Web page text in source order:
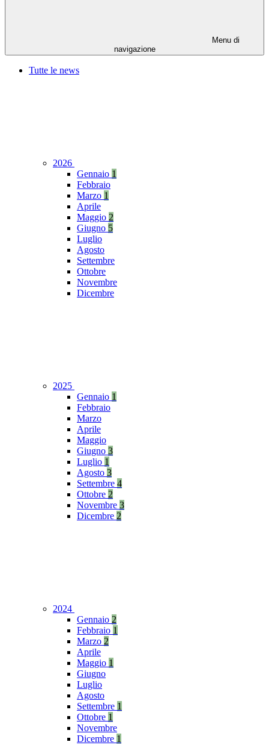
Menu di
navigazione
Tutte le news
2026
Gennaio 1
Febbraio
Marzo 1
Aprile
Maggio 2
Giugno 5
Luglio
Agosto
Settembre
Ottobre
Novembre
Dicembre
2025
Gennaio 1
Febbraio
Marzo
Aprile
Maggio
Giugno 3
Luglio 1
Agosto 3
Settembre 4
Ottobre 2
Novembre 3
Dicembre 2
2024
Gennaio 2
Febbraio 1
Marzo 2
Aprile
Maggio 1
Giugno
Luglio
Agosto
Settembre 1
Ottobre 1
Novembre
Dicembre 1